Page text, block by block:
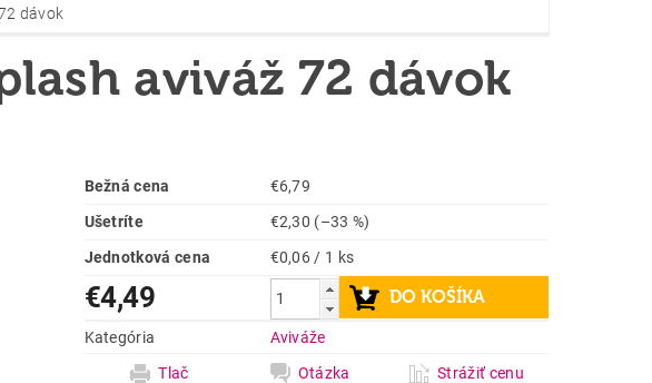
dávok
aviváž 72 dávok
Bežná cena
€6,79
Ušetríte
€2,30 (–33 %)
Jednotková cena
€0,06 / 1 ks
€4,49
Kategória
Aviváže
Tlač
Otázka Strážiť cenu